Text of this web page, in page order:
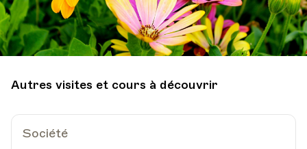
Autres visites et cours à découvrir
Société